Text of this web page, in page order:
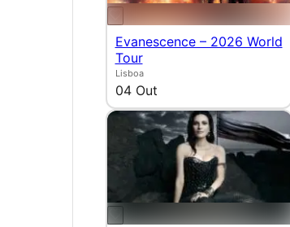
Evanescence – 2026 World
Tour
Lisboa
04 Out